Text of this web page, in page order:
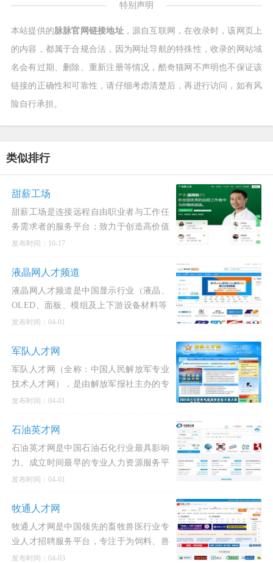
特别声明
本站提供的脉脉官网链接地址，源自互联网，在收录时，该网页上
的内容，都属于合规合法，因为网址导航的特殊性，收录的网站域
名会有过期、删除、重新注册等情况，酷奇猫网不声明也不保证该
链接的正确性和可靠性，请仔细考虑清楚后，再进行访问，如有风
险自行承担。
类似排行
甜薪工场
甜薪工场是连接远程自由职业者与工作任
务需求者的服务平台；致力于创造高价值
的自由工作市场，为企业提供灵活、高适
任务，使自由职业者可以充
发布时间：10-17
液晶网人才频道
液晶网人才频道是中国显示行业（液晶、
OLED、面板、模组及上下游设备材料等
领域）垂直细分的专业招聘平台。作为行
显示技术研发、制造管理、设备维护的技
术人才提供精准的
发布时间：04-01
军队人才网
军队人才网（全称：中国人民解放军专业
技术人才网），是由解放军报社主办的专
门服务于中国人民解放军人才队伍建设的
网站是军队文职人员招聘的唯一官方入
口，是国家全军文职人员招聘考试
发布时间：04-01
石油英才网
石油英才网是中国石油石化行业最具影响
力、成立时间最早的专业人力资源服务平
台之一。该平台由北京石油在线人力资源
始终专注于为油气田勘探、开采、炼化、
储运、装备制造及相关技
发布时间：04-01
牧通人才网
牧通人才网是中国领先的畜牧兽医行业专
业人才招聘服务平台，专注于为饲料、兽
药、养殖、动保、水产及宠物等泛畜牧领
发布时间：04-03